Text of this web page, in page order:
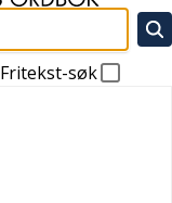
Fritekst-søk